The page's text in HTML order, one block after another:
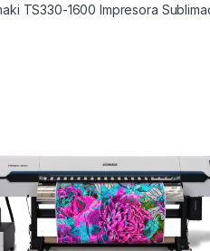
TS330-1600 Impresora